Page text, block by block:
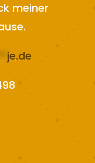
meiner
je.de